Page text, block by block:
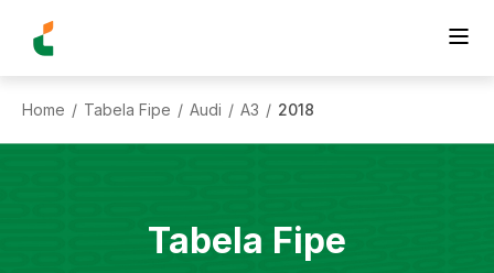
Home / Tabela Fipe / Audi / A3 / 2018
Tabela Fipe